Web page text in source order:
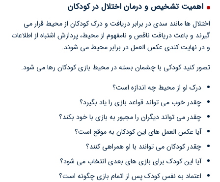
اهمیت تشخیص و درمان اختلال در کودکان
اختلال ها مانند سدی در برابر دریافت و درک کودکان از محیط قرار می
گیرند و باعث دریافت ناقص و نامفهوم از محیط، پردازش اشتباه از اطلاعات
و در نهایت کندی عکس العمل در برابر محیط می شوند.
تصور کنید کودکی با چشمان بسته در محیط بازی کودکان رها می شود.
درک او از محیط چه اندازه است؟
چقدر خوب می تواند قواعد بازی را یاد بگیرد؟
چقدر می تواند دیگران را مجبور به بازی با خود بکند؟
آیا عکس العمل های این کودکان به موقع است؟
چقدر کودکان می توانند با او همراهی کنند؟
آیا این کودک برای بازی های بعدی انتخاب می شود؟
اعتماد به نفس کودک پس از اتمام بازی چگونه است؟